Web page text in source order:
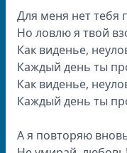
Для меня нет тебя
Но ловлю я твой
Как виденье,
Каждый день ты
Как виденье,
Каждый день ты
А я повторяю